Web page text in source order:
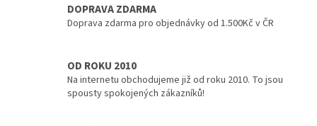
DOPRAVA ZDARMA
Doprava zdarma pro objednávky od 1.500Kč v ČR
OD ROKU 2010
Na internetu obchodujeme již od roku 2010. To jsou
spousty spokojených zákazníků!